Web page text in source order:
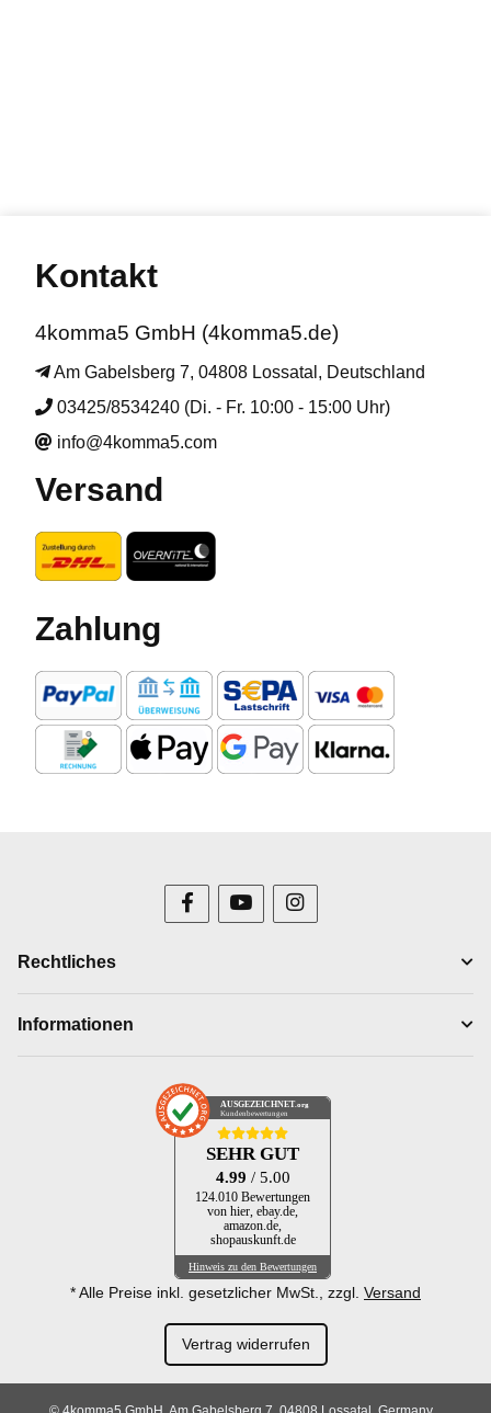
Kontakt
4komma5 GmbH (4komma5.de)
Am Gabelsberg 7, 04808 Lossatal, Deutschland
03425/8534240 (Di. - Fr. 10:00 - 15:00 Uhr)
info@4komma5.com
Versand
Zahlung
Rechtliches
Informationen
AUSGEZEICHNET .org
Kundenbewertungen
SEHR GUT
4.99 / 5.00
124.010 Bewertungen
von hier, ebay.de,
amazon.de,
shopauskunft.de
Hinweis zu den Bewertungen
* Alle Preise inkl. gesetzlicher MwSt., zzgl. Versand
Vertrag widerrufen